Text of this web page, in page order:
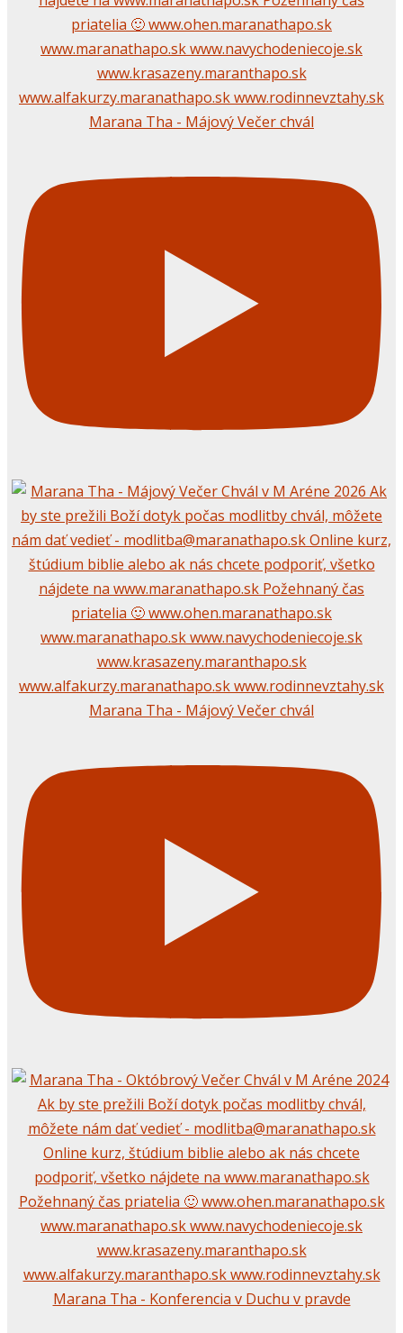
Marana Tha - Májový Večer chvál
Marana Tha - Májový Večer chvál
Marana Tha - Konferencia v Duchu v pravde